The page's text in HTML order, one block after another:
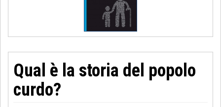
Qual è la storia del popolo
curdo?